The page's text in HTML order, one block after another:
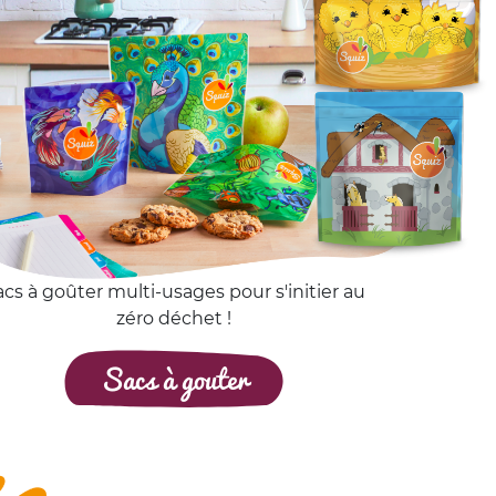
à goûter multi-usages pour s'initier au
zéro déchet !
Sacs à gouter